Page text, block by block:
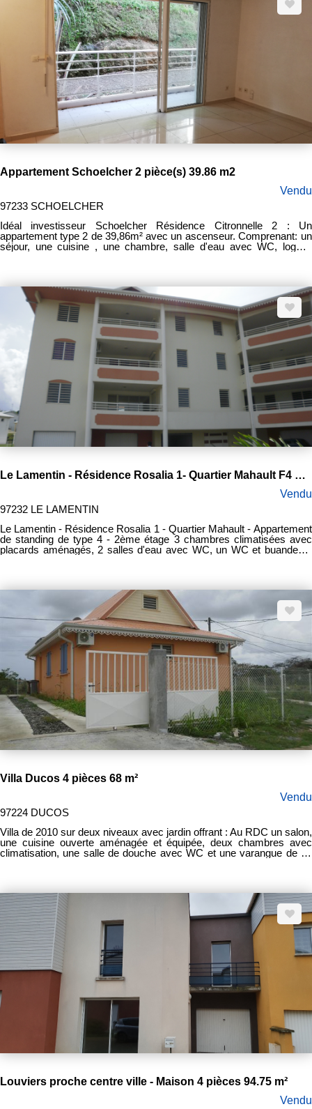
Appartement Schoelcher 2 pièce(s) 39.86 m2
Vendu
97233 SCHOELCHER
Idéal investisseur Schoelcher Résidence Citronnelle 2 : Un
appartement type 2 de 39,86m² avec un ascenseur. Comprenant: un
séjour, une cuisine , une chambre, salle d'eau avec WC, loggia,
Le Lamentin - Résidence Rosalia 1- Quartier Mahault F4 de standing
Vendu
97232 LE LAMENTIN
Le Lamentin - Résidence Rosalia 1 - Quartier Mahault - Appartement
de standing de type 4 - 2ème étage 3 chambres climatisées avec
placards aménagés, 2 salles d'eau avec WC, un WC et buanderie,
Villa Ducos 4 pièces 68 m²
Vendu
97224 DUCOS
Villa de 2010 sur deux niveaux avec jardin offrant : Au RDC un salon,
une cuisine ouverte aménagée et équipée, deux chambres avec
climatisation, une salle de douche avec WC et une varangue de 15
Louviers proche centre ville - Maison 4 pièces 94.75 m²
Vendu